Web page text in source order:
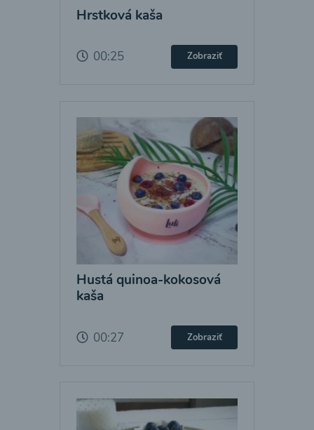
Hrstková kaša
00:25 Zobraziť
Hustá quinoa-kokosová
kaša
00:27 Zobraziť